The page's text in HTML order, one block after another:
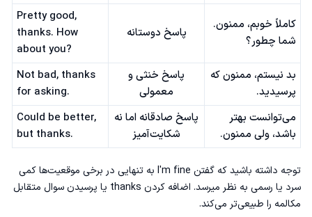
کاملاً خوبم، ممنون.
شما چطور؟
پاسخ دوستانه
Pretty good,
thanks. How
about you?
بد نیستم، ممنون که
پرسیدید.
پاسخ خنثی و
معمولی
Not bad, thanks
for asking.
می‌توانست بهتر
باشد، ولی ممنون.
پاسخ صادقانه اما نه
شکایت‌آمیز
Could be better,
but thanks.
توجه داشته باشید که گفتن I'm fine به تنهایی در برخی موقعیت‌ها کمی
سرد یا رسمی به نظر میرسد. اضافه کردن thanks یا پرسیدن سوال متقابل
مکالمه را طبیعی‌تر می‌کند.